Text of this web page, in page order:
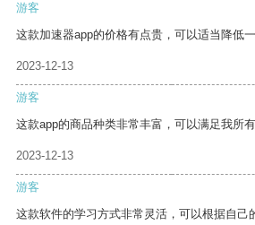
游客
这款加速器app的价格有点贵，可以适当降低
2023-12-13
游客
这款app的商品种类非常丰富，可以满足我所有
2023-12-13
游客
这款软件的学习方式非常灵活，可以根据自己